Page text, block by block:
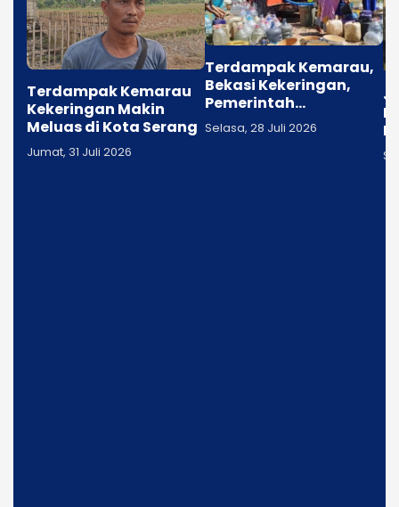
Terdampak Kemarau
Kekeringan Makin
Meluas di Kota Serang
Jumat, 31 Juli 2026
Terdampak Kemarau,
Bekasi Kekeringan,
Pemerintah
Distribusikan 2,7 Juta
Liter Air Bersih
Selasa, 28 Juli 2026